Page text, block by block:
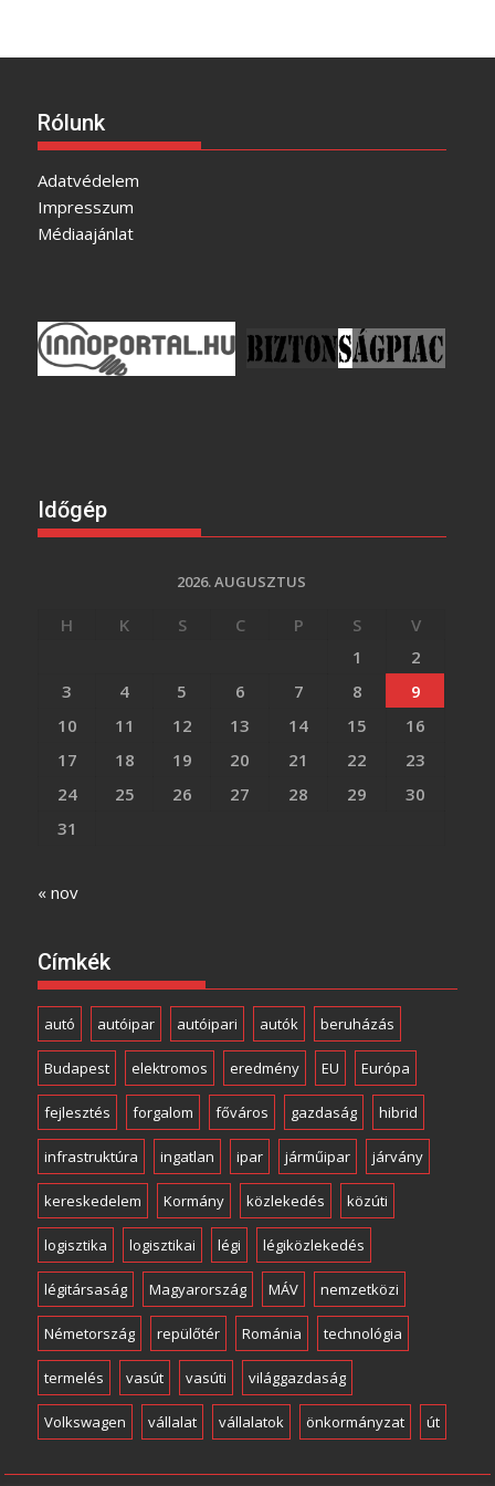
Rólunk
Adatvédelem
Impresszum
Médiaajánlat
Időgép
2026. AUGUSZTUS
H K S C P S
V
1
2
3
4 5 6 7 8
9
10
11 12 13 14 15
16
17
18 19 20 21 22
23
24
25 26 27 28 29
30
31
« nov
Címkék
autó autóipar autóipari autók beruházás
Budapest elektromos eredmény EU Európa
fejlesztés forgalom főváros gazdaság hibrid
infrastruktúra ingatlan ipar járműipar járvány
kereskedelem Kormány közlekedés közúti
logisztika logisztikai légi légiközlekedés
légitársaság Magyarország MÁV nemzetközi
Németország repülőtér Románia technológia
termelés vasút vasúti világgazdaság
Volkswagen vállalat vállalatok önkormányzat út